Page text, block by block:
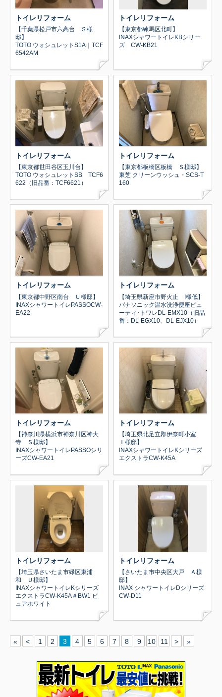
トイレリフォーム
【千葉県松戸市六高台 Ｓ様
邸】
TOTO ウォシュレットS1A｜TCF
6542AM
トイレリフォーム
【東京都練馬区北町】
INAXシャワートイレKBシリー
ズ CW-KB21
トイレリフォーム
【東京都世田谷区玉川台】
TOTO ウォシュレットSB TCF6
622（旧品番：TCF6621）
トイレリフォーム
【東京都板橋区板橋 Ｓ様邸】
東芝 クリーンウッシュ・SCS-T
160
トイレリフォーム
【東京都中野区南台 Ｕ様邸】
INAXシャワートイレPASSOCW-
EA22
トイレリフォーム
【埼玉県新座市野火止 I様低】
パナソニック温水洗浄便座ビュ
ーティ･トワレDL-EMX10（旧品
番：DL-EGX10、DL-EJX10）
トイレリフォーム
【神奈川県横浜市神奈川区神大
寺 Ｓ様邸】
INAXシャワートイレPASSOシリ
ーズCW-EA21
トイレリフォーム
【埼玉県北足立郡伊奈町小室
Ｉ様邸】
INAXシャワートイレKシリーズ
エクストラCW-K45A
トイレリフォーム
【埼玉県さいたま市緑区東浦
和 Ｕ様邸】
INAXシャワートイレKシリーズ
エクストラCW-K45A＃BW1 ピ
ュアホワイト
トイレリフォーム
【さいたま市中央区大戸 Ａ様
邸】
INAX シャワートイレDシリーズ
CW-D11
« < 1 2 3 4 5 6 7 8 9 10 11 > »